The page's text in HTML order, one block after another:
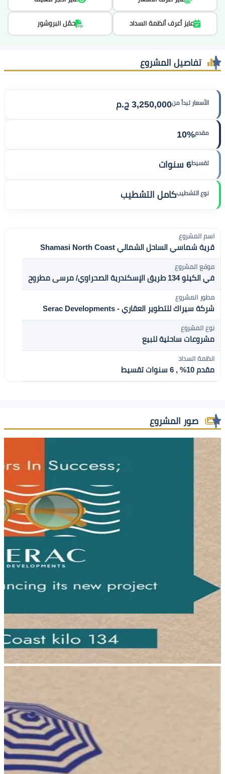
عايز أعرف أنظمة السداد حمّل البروشور
تفاصيل المشروع
الأسعار تبدأ من3,250,000 ج.م
مقدم10%
تقسيط6 سنوات
نوع التشطيبكامل التشطيب
اسم المشروع
قرية شماسي الساحل الشمالي Shamasi North Coast
موقع المشروع
في الكيلو 134 طريق الإسكندرية الصحراوي/ مرسى مطروح
مطور المشروع
شركة سيراك للتطوير العقاري - Serac Developments
نوع المشروع
مشروعات ساحلية للبيع
انظمة السداد
مقدم 10% , 6 سنوات تقسيط
صور المشروع